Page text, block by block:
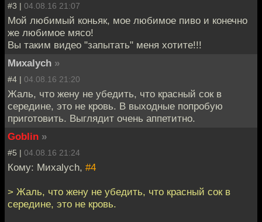
#3 | 04.08.16 21:07
Мой любимый коньяк, мое любимое пиво и конечно
же любимое мясо!
Вы таким видео "запытать" меня хотите!!!
Миxalych »
#4 | 04.08.16 21:20
Жаль, что жену не убедить, что красный сок в
середине, это не кровь. В выходные попробую
приготовить. Выглядит очень аппетитно.
Goblin »
#5 | 04.08.16 21:24
Кому: Миxalych, #4
> Жаль, что жену не убедить, что красный сок в
середине, это не кровь.